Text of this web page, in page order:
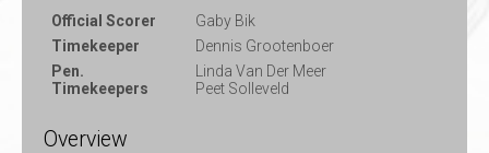
Official Scorer
Gaby Bik
Timekeeper
Dennis Grootenboer
Pen.
Timekeepers
Linda Van Der Meer
Peet Solleveld
Overview